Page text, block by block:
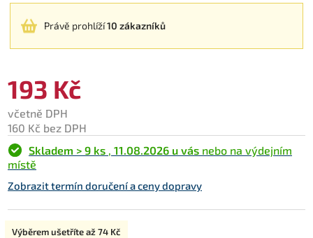
Právě prohlíží10 zákazníků
193 Kč
včetně DPH
160 Kč bez DPH
Skladem > 9 ks , 11.08.2026 u vás nebo na výdejním
místě
Zobrazit termín doručení a ceny dopravy
Typ:
Výběrem ušetříte až74 Kč